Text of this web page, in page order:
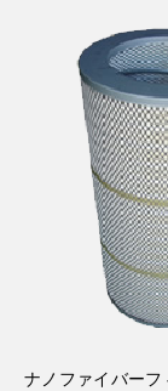
ナノファイバー